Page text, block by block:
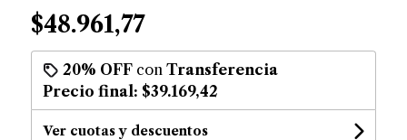
$48.961,77
20% OFFcon Transferencia
Precio final: $39.169,42
Ver cuotas y descuentos